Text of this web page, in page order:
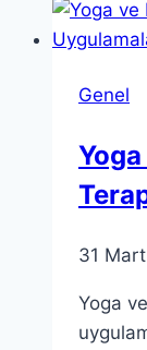
Genel
31
Yoga